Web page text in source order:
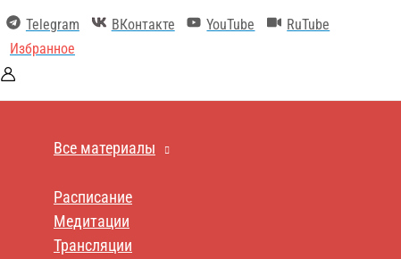
содержимому
Telegram ВКонтакте YouTube
RuTube
Избранное
Все материалы
Расписание
Медитации
Трансляции